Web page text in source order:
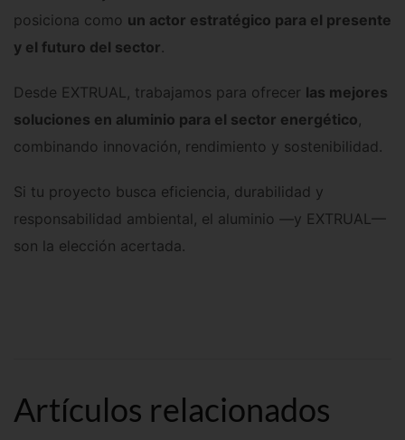
posiciona como un actor estratégico para el presente
y el futuro del sector.
Desde EXTRUAL, trabajamos para ofrecer las mejores
soluciones en aluminio para el sector energético,
combinando innovación, rendimiento y sostenibilidad.
Si tu proyecto busca eficiencia, durabilidad y
responsabilidad ambiental, el aluminio —y EXTRUAL—
son la elección acertada.
Artículos relacionados